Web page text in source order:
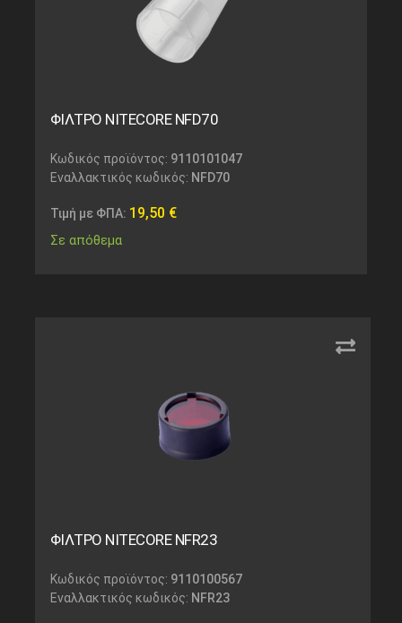
ΦΙΛΤΡΟ NITECORE NFD70
Κωδικός προϊόντος: 9110101047
Εναλλακτικός κωδικός: NFD70
Τιμή με ΦΠΑ: 19,50 €
Σε απόθεμα
ΦΙΛΤΡΟ NITECORE NFR23
Κωδικός προϊόντος: 9110100567
Εναλλακτικός κωδικός: NFR23